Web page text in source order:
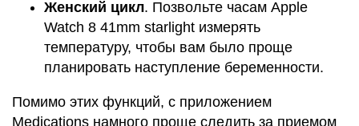
Женский цикл. Позвольте часам Apple
Watch 8 41mm starlight измерять
температуру, чтобы вам было проще
планировать наступление беременности.
Помимо этих функций, с приложением
Medications намного проще следить за приемом